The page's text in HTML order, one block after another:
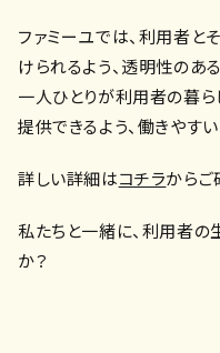
ファミーユでは、利用者と
けられるよう、透明性のあ
一人ひとりが利用者の暮
提供できるよう、働きやす
詳しい詳細はコチラからご
私たちと一緒に、利用者
か？